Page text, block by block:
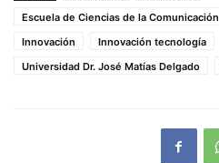
Escuela de Ciencias de la Comunicación
Innovación
Innovación tecnología
Universidad Dr. José Matías Delgado